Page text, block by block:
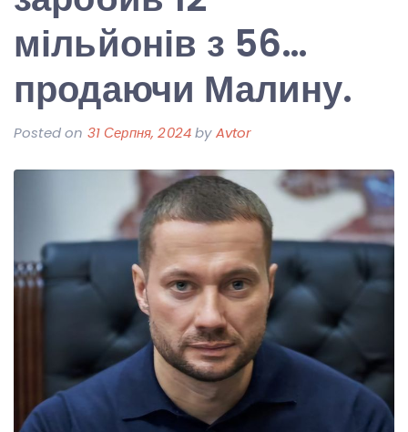
мільйонів з 56…
продаючи Малину.
Posted on 31 Серпня, 2024byAvtor